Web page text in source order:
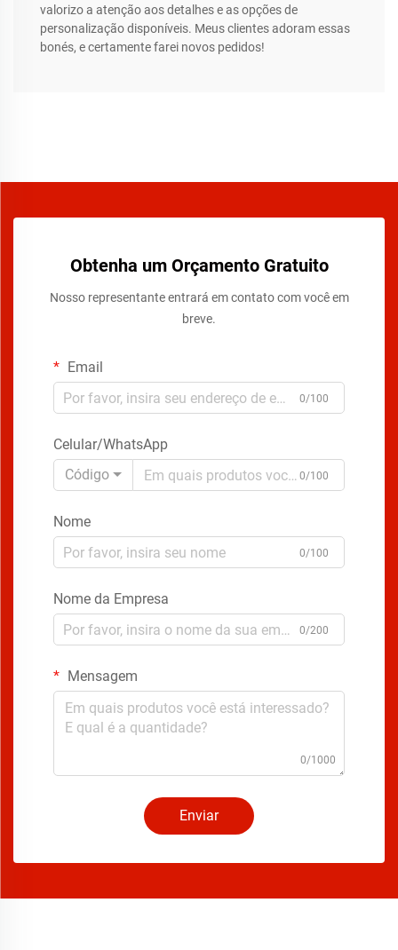
valorizo a atenção aos detalhes e as opções de
personalização disponíveis. Meus clientes adoram essas
bonés, e certamente farei novos pedidos!
Obtenha um Orçamento Gratuito
Nosso representante entrará em contato com você em
breve.
Email
0/100
Celular/WhatsApp
Código
0/100
Nome
0/100
Nome da Empresa
0/200
Mensagem
0/1000
Enviar